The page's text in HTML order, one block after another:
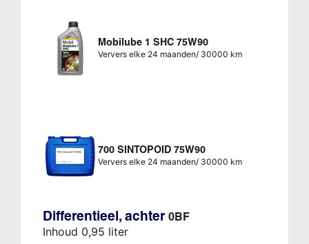
Mobilube 1 SHC 75W90
Ververs elke 24 maanden/ 30000 km
700 SINTOPOID 75W90
Ververs elke 24 maanden/ 30000 km
Differentieel, achter 0BF
Inhoud 0,95 liter